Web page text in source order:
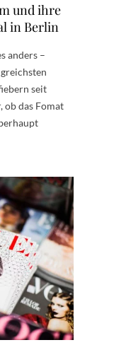
und ihre
in Berlin
anders –
seit
ob das Fomat